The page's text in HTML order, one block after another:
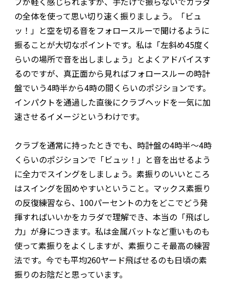
の全体を使って思い切り速く振りましょう。「ビュ
ッ！」と空を切る音をフォロースルーで聞けるように
振ることが大切なポイントです。私は「左斜め45度く
らいの場所で音を出しましょう」とよくアドバイスす
るのですが、真正面から見ればフォロースルーの時計
盤でいう4時半から4時の間くらいのポジションです。
インパクトを通過した直後にクラブヘッドを一気に加
速させるイメージというわけです。
クラブを通常に持ったときでも、時計盤の4時半～4時
くらいのポジションで「ビュッ！」と音を出せるよう
に全力でスイングをしましょう。素振りのいいところ
はスイングを固めやすいということ。マックス素振り
の反復練習なら、100パーセントの力をどこでどう発
揮すればいいかをカラダで理解でき、本当の「飛ばし
力」が身につきます。私は金属バットなど重いものも
使って素振りをよくしますが、素振りこそ最高の練習
法です。今でも平均260ヤード飛ばせるのも日頃の素
振りのお陰だと思っています。